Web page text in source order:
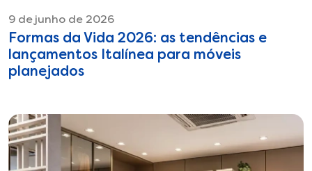
9 de junho de 2026
Formas da Vida 2026: as tendências e
lançamentos Italínea para móveis
planejados